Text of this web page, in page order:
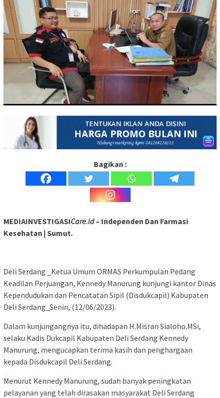
Bagikan :
MEDIAINVESTIGASICare.id– Independen Dan Farmasi
Kesehatan | Sumut.
Deli Serdang _Ketua Umum ORMAS Perkumpulan Pedang
Keadilan Perjuangan, Kennedy Manurung kunjungi kantor Dinas
Kependudukan dan Pencatatan Sipil (Disdukcapil) Kabupaten
Deli Serdang_Senin, (12/06/2023).
Dalam kunjungangnya itu, dihadapan H.Misran Sialoho.MSi,
selaku Kadis Dukcapil Kabupaten Deli Serdang Kennedy
Manurung, mengucapkan terima kasih dan penghargaan
kepada Disdukcapil Deli Serdang.
Menurut Kennedy Manurung, sudah banyak peningkatan
pelayanan yang telah dirasakan masyarakat Deli Serdang